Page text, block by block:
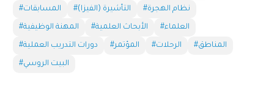
#المسابقات #التأشيرة (الفيزا) #نظام الهجرة
#المهنة الوظيفية #الأبحاث العلمية #العلماء
#دورات التدريب العملية #المؤتمر #الرحلات #المناطق
#البيت الروسي